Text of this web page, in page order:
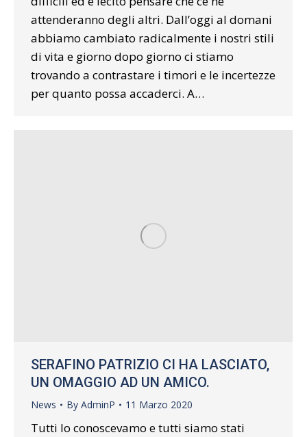
attenderanno degli altri. Dall’oggi al domani
abbiamo cambiato radicalmente i nostri stili
di vita e giorno dopo giorno ci stiamo
trovando a contrastare i timori e le incertezze
per quanto possa accaderci. A…
SERAFINO PATRIZIO CI HA LASCIATO,
UN OMAGGIO AD UN AMICO.
News By AdminP 11 Marzo 2020
Tutti lo conoscevamo e tutti siamo stati